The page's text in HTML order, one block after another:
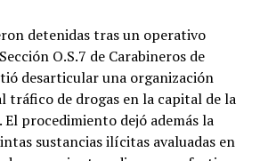
Tribunal Oral absolvió a Momberg
patrimonial relevante e
correspondientes a los
la acusación presentada por el
que está herido en su rostro
de gravedad. Hay un segundo
herido con un impacto de
pero está en un estado de
el primero”, señaló el fiscal Bustos.
detenidas tras un operativo
O.S.7 de Carabineros de
desarticular una organización
tráfico de drogas en la capital de la
El procedimiento dejó además la
sustancias ilícitas avaluadas en